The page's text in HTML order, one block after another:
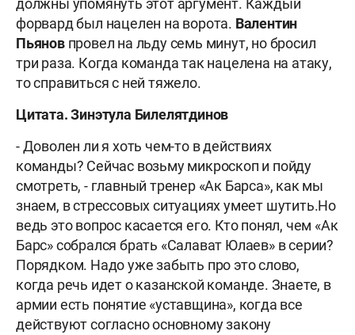
должны упомянуть этот аргумент. Каждый
форвард был нацелен на ворота. Валентин
Пьяновпровел на льду семь минут, но бросил
три раза. Когда команда так нацелена на атаку,
то справиться с ней тяжело.
Цитата. Зинэтула Билелятдинов
- Доволен ли я хоть чем-то в действиях
команды? Сейчас возьму микроскоп и пойду
смотреть, - главный тренер «Ак Барса», как мы
знаем, в стрессовых ситуациях умеет шутить.Но
ведь это вопрос касается его. Кто понял, чем «Ак
Барс» собрался брать «Салават Юлаев» в серии?
Порядком. Надо уже забыть про это слово,
когда речь идет о казанской команде. Знаете, в
армии есть понятие «уставщина», когда все
действуют согласно основному закону